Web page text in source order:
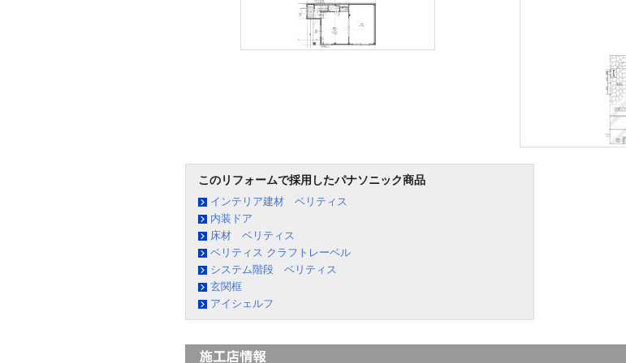
このリフォームで採用したパナソニック商品
インテリア建材 ベリティス
内装ドア
床材 ベリティス
ベリティス クラフトレーベル
システム階段 ベリティス
玄関框
アイシェルフ